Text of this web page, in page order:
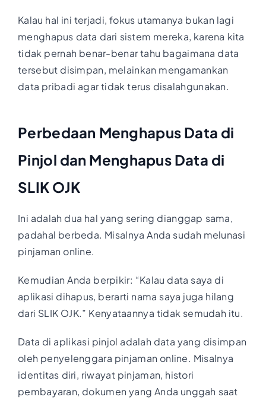
Kalau hal ini terjadi, fokus utamanya bukan lagi
menghapus data dari sistem mereka, karena kita
tidak pernah benar-benar tahu bagaimana data
tersebut disimpan, melainkan mengamankan
data pribadi agar tidak terus disalahgunakan.
Perbedaan Menghapus Data di
Pinjol dan Menghapus Data di
SLIK OJK
Ini adalah dua hal yang sering dianggap sama,
padahal berbeda. Misalnya Anda sudah melunasi
pinjaman online.
Kemudian Anda berpikir: “Kalau data saya di
aplikasi dihapus, berarti nama saya juga hilang
dari SLIK OJK.” Kenyataannya tidak semudah itu.
Data di aplikasi pinjol adalah data yang disimpan
oleh penyelenggara pinjaman online. Misalnya
identitas diri, riwayat pinjaman, histori
pembayaran, dokumen yang Anda unggah saat